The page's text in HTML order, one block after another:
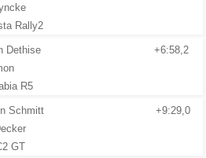
Rally2
Dethise
+6:58,2
R5
Schmitt
+9:29,0
GT